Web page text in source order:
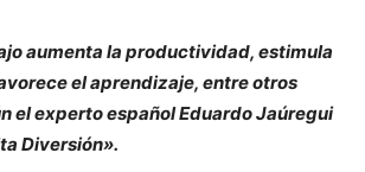
aumenta la productividad, estimula
el aprendizaje, entre otros
el experto español Eduardo Jaúregui
Diversión».